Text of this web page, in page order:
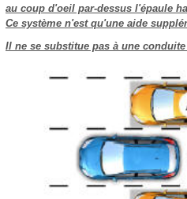
au coup d'oeil par-dessus l'épaule
Ce système n'est qu'une aide
Il ne se substitue pas à une